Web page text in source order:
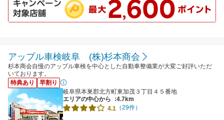
アップル車検岐阜 (株)杉本商会
杉本商会自慢のアップル車検を中心とした自動車整備業が大変ご好評いただ
いております。
特典あり
早割り
岐阜県本巣郡北方町東加茂３丁目４５番地
エリアの中心から
:4.7km
4.1 （29件）